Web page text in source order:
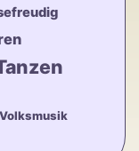
Volksmusik